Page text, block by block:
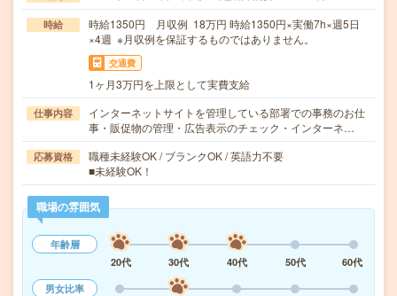
時給
時給1350円 月収例 18万円 時給1350円×実働7h×週5日
×4週 ※月収例を保証するものではありません。
交通費
1ヶ月3万円を上限として実費支給
仕事内容
インターネットサイトを管理している部署での事務のお仕
事・販促物の管理・広告表示のチェック・インターネ…
応募資格
職種未経験OK / ブランクOK / 英語力不要
■未経験OK！
職場の雰囲気
年齢層
20代
30代 40代 50代
60代
男女比率